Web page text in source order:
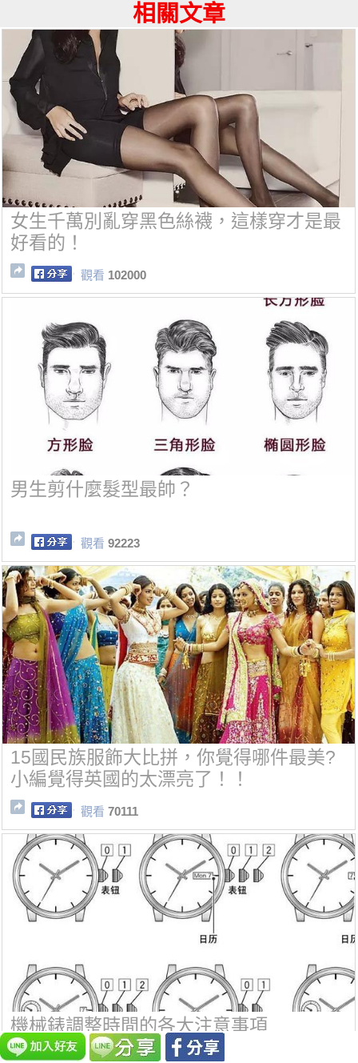
相關文章
女生千萬別亂穿黑色絲襪，這樣穿才是最
好看的！
觀看 102000
男生剪什麼髮型最帥？
觀看 92223
15國民族服飾大比拼，你覺得哪件最美?
小編覺得英國的太漂亮了！！
觀看 70111
機械錶調整時間的各大注意事項